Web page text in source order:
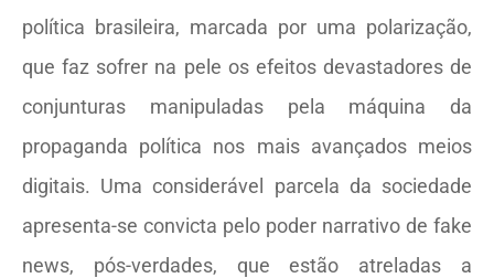
política brasileira, marcada por uma polarização,
que faz sofrer na pele os efeitos devastadores de
conjunturas manipuladas pela máquina da
propaganda política nos mais avançados meios
digitais. Uma considerável parcela da sociedade
apresenta-se convicta pelo poder narrativo de fake
news, pós-verdades, que estão atreladas a